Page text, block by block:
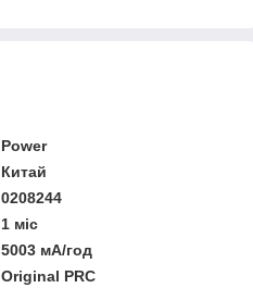
Power
Китай
0208244
1 міс
5003 мА/год
Original PRC